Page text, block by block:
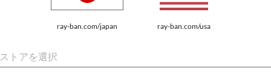
ray-ban.com/japan ray-ban.com/usa
トアを選択